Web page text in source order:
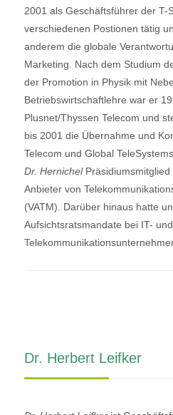
2001 als Geschäftsführer der T-
verschiedenen Postionen tätig
anderem die globale
Marketing. Nach dem Studium
der Promotion in Physik mit
Betriebswirtschaftlehre war er
Plusnet/Thyssen Telecom und
bis 2001 die Übernahme und
Telecom und Global
Dr. HernichelPräsidiumsmitglied
Anbieter von
(VATM). Darüber hinaus hatte
Aufsichtsratsmandate bei IT- und
Dr. Herbert Leifker